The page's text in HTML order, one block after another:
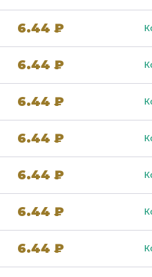
6.44 ₽
6.44 ₽
6.44 ₽
6.44 ₽
6.44 ₽
6.44 ₽
6.44 ₽